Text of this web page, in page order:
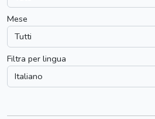
Mese
Filtra per lingua